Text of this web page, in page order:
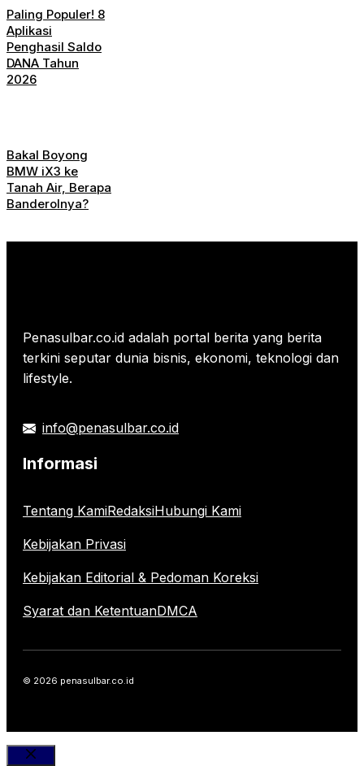
Paling Populer! 8
Aplikasi
Penghasil Saldo
DANA Tahun
2026
Bakal Boyong
BMW iX3 ke
Tanah Air, Berapa
Banderolnya?
Penasulbar.co.id adalah portal berita yang berita
terkini seputar dunia bisnis, ekonomi, teknologi dan
lifestyle.
info@penasulbar.co.id
Informasi
Tentang KamiRedaksiHubungi Kami
Kebijakan Privasi
Kebijakan Editorial & Pedoman Koreksi
Syarat dan KetentuanDMCA
© 2026 penasulbar.co.id